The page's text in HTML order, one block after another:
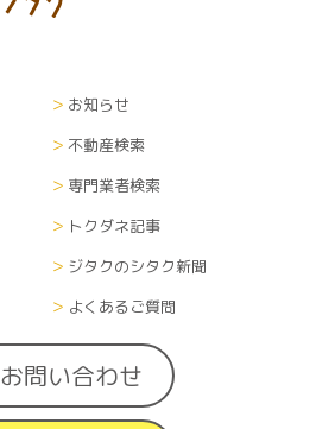
お知らせ
不動産検索
専門業者検索
トクダネ記事
ジタクのシタク新聞
よくあるご質問
お問い合わせ